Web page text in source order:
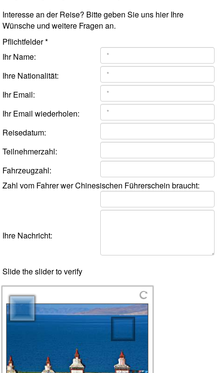
Interesse an der Reise? Bitte geben Sie uns hier Ihre
Wünsche und weitere Fragen an.
Pflichtfelder *
Ihr Name:
Ihre Nationalität:
Ihr Email:
Ihr Email wiederholen:
Reisedatum:
Teilnehmerzahl:
Fahrzeugzahl:
Zahl vom Fahrer wer Chinesischen Führerschein braucht:
Ihre Nachricht:
Slide the slider to verify